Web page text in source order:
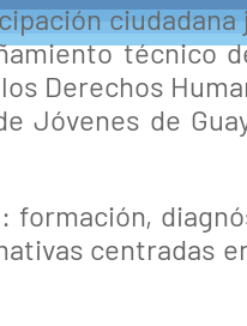
Derechos
Jóvenes de
formación,
centradas